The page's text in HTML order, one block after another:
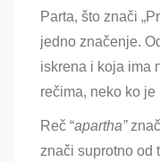
Parta, što znači
jedno značenje.
iskrena i koja ima
rečima, neko ko
Reč “apartha”
znači suprotno od